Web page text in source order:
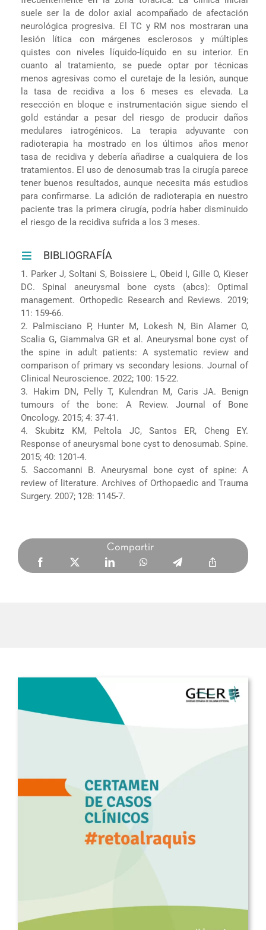
suele ser la de dolor axial acompañado de afectación
neurológica progresiva. El TC y RM nos mostraran una
lesión lítica con márgenes esclerosos y múltiples
quistes con niveles líquido-líquido en su interior. En
cuanto al tratamiento, se puede optar por técnicas
menos agresivas como el curetaje de la lesión, aunque
la tasa de recidiva a los 6 meses es elevada. La
resección en bloque e instrumentación sigue siendo el
gold estándar a pesar del riesgo de producir daños
medulares iatrogénicos. La terapia adyuvante con
radioterapia ha mostrado en los últimos años menor
tasa de recidiva y debería añadirse a cualquiera de los
tratamientos. El uso de denosumab tras la cirugía parece
tener buenos resultados, aunque necesita más estudios
para confirmarse. La adición de radioterapia en nuestro
paciente tras la primera cirugía, podría haber disminuido
el riesgo de la recidiva sufrida a los 3 meses.
BIBLIOGRAFÍA
1. Parker J, Soltani S, Boissiere L, Obeid I, Gille O, Kieser
DC. Spinal aneurysmal bone cysts (abcs): Optimal
management. Orthopedic Research and Reviews. 2019;
11: 159-66.
2. Palmisciano P, Hunter M, Lokesh N, Bin Alamer O,
Scalia G, Giammalva GR et al. Aneurysmal bone cyst of
the spine in adult patients: A systematic review and
comparison of primary vs secondary lesions. Journal of
Clinical Neuroscience. 2022; 100: 15-22.
3. Hakim DN, Pelly T, Kulendran M, Caris JA. Benign
tumours of the bone: A Review. Journal of Bone
Oncology. 2015; 4: 37-41.
4. Skubitz KM, Peltola JC, Santos ER, Cheng EY.
Response of aneurysmal bone cyst to denosumab. Spine.
2015; 40: 1201-4.
5. Saccomanni B. Aneurysmal bone cyst of spine: A
review of literature. Archives of Orthopaedic and Trauma
Surgery. 2007; 128: 1145-7.
Compartir